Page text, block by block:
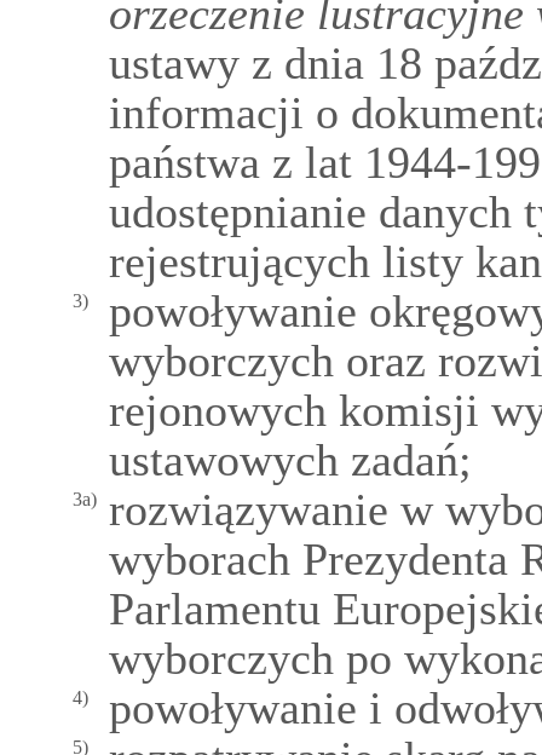
orzeczenie
ustawy z dnia 18
informacji o
państwa z lat 1944-
udostępnianie danych
rejestrujących listy
3)
powoływanie
wyborczych oraz
rejonowych komisji
ustawowych zadań;
3a) rozwiązywanie w
wyborach Prezydenta
Parlamentu
wyborczych po
4) powoływanie i
5)